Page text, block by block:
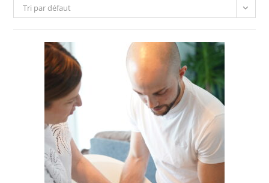
Tri par défaut